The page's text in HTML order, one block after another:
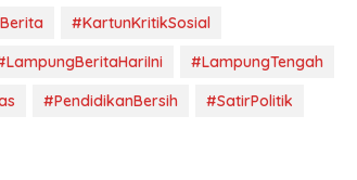
#KartunKritikSosial
#LampungTengah
#PendidikanBersih
#SatirPolitik